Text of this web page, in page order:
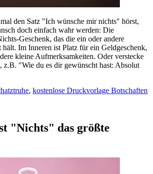
den Satz "Ich wünsche mir nichts" hörst,
doch einfach wahr werden: Die
Geschenk, das die ein oder andere
hält. Im Inneren ist Platz für ein Geldgeschenk,
kleine Aufmerksamkeiten. Oder verstecke
z.B. "Wie du es dir gewünscht hast: Absolut
, kostenlose Druckvorlage Botschaften
"Nichts" das größte